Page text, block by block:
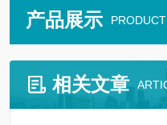
产品展示
相关文章